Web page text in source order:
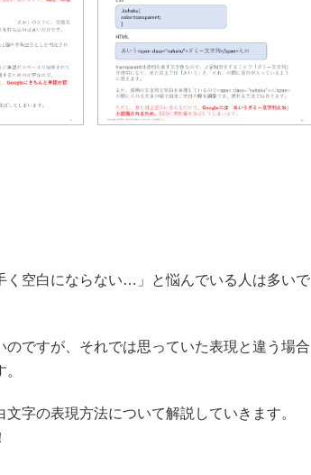
く空白にならない…」と悩んでいる人は多いで
ですが、それでは思っていた表現と違う場合
字の表現方法について解説していきます。